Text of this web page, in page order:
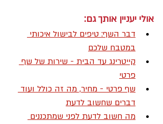
אולי יעניין אותך גם:
דבר השף: טיפים לבישול איכותי
במטבח שלכם
קייטרינג עד הבית - שירות של שף
פרטי
שף פרטי - מחיר, מה זה כולל ועוד
דברים שחשוב לדעת
מה חשוב לדעת לפני שמתכננים